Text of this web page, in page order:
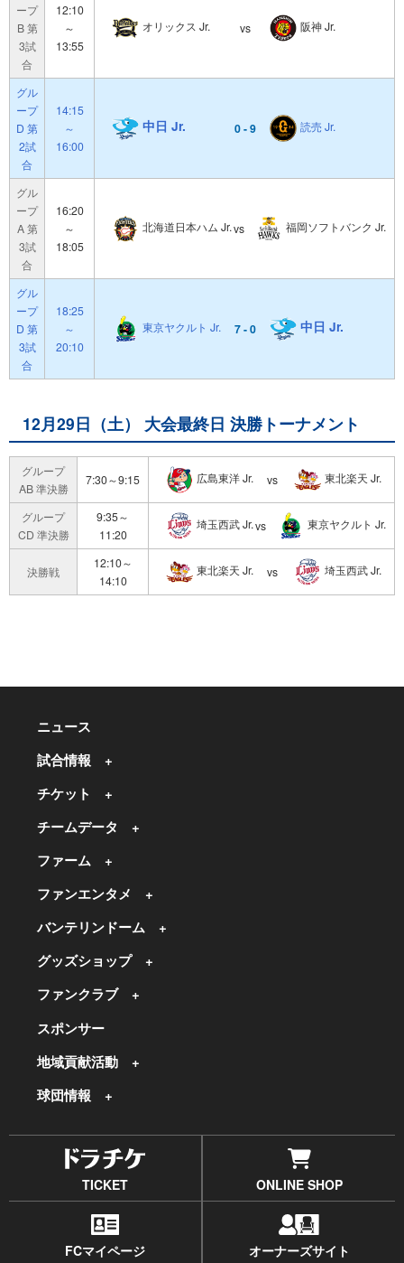
ープ
B 第
3試
合
12:10
～
13:55
オリックス Jr. vs 阪神 Jr.
グル
ープ
D 第
2試
合
14:15
～
16:00
中日 Jr. 0 - 9 読売 Jr.
グル
ープ
A 第
3試
合
16:20
～
18:05
北海道日本ハム Jr.vs 福岡ソフトバンク Jr.
グル
ープ
D 第
3試
合
18:25
～
20:10
東京ヤクルト Jr. 7 - 0 中日 Jr.
12月29日（土） 大会最終日 決勝トーナメント
グループ
AB 準決勝
7:30～9:15 広島東洋 Jr. vs 東北楽天 Jr.
グループ
CD 準決勝
9:35～
11:20
埼玉西武 Jr.vs 東京ヤクルト Jr.
決勝戦
12:10～
14:10
東北楽天 Jr. vs 埼玉西武 Jr.
ニュース
試合情報
チケット
チームデータ
ファーム
ファンエンタメ
バンテリンドーム
グッズショップ
ファンクラブ
スポンサー
地域貢献活動
球団情報
TICKET ONLINE SHOP
FCマイページ オーナーズサイト